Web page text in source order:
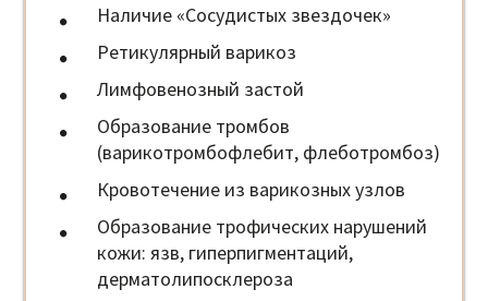
Наличие «Сосудистых звездочек»
Ретикулярный варикоз
Лимфовенозный застой
Образование тромбов
(варикотромбофлебит, флеботромбоз)
Кровотечение из варикозных узлов
Образование трофических нарушений
кожи: язв, гиперпигментаций,
дерматолипосклероза